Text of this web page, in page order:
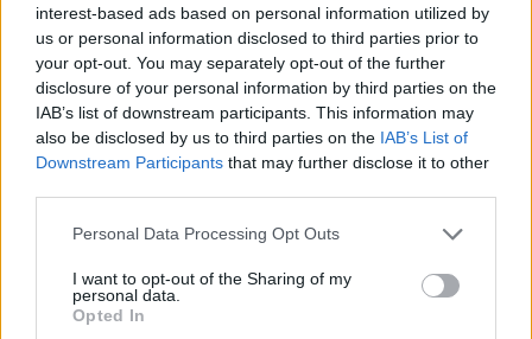
interest-based ads based on personal information utilized by
us or personal information disclosed to third parties prior to
your opt-out. You may separately opt-out of the further
disclosure of your personal information by third parties on the
IAB’s list of downstream participants. This information may
also be disclosed by us to third parties on the IAB’s List of
Downstream Participants that may further disclose it to other
Please note that this website/app uses one or more Google
not limited to your visit or usage behaviour. You may click to
grant or deny consent to Google and its third-party tags to
use your data for below specified purposes in below Google
Personal Data Processing Opt Outs
I want to opt-out of the Sharing of my
personal data.
Opted In
posizionandosi come un innovatore nel panorama
della moda.
AUTORE
Staff